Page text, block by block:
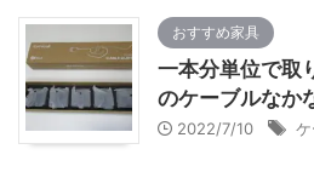
おすすめ家具
一本分単位で取
のケーブルなか
2022/7/10